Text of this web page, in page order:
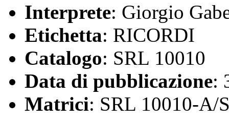
Interprete: Giorgio
Etichetta: RICORDI
Catalogo: SRL 10010
Data di pubblicazione:
Matrici: SRL 10010-A/